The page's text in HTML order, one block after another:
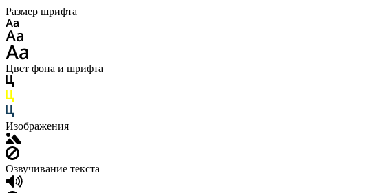
Размер шрифта
Цвет фона и шрифта
Изображения
Озвучивание текста